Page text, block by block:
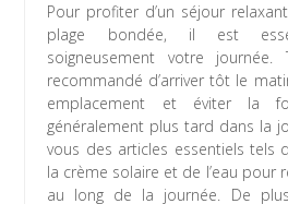
Pour profiter d’un séjour
plage bondée, il est
soigneusement votre
recommandé d’arriver tôt le
emplacement et éviter la
généralement plus tard dans la
vous des articles essentiels tels
la crème solaire et de l’eau
au long de la journée. De